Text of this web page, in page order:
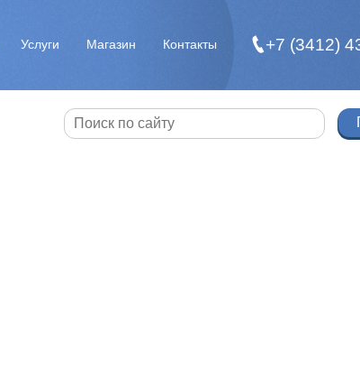
Услуги Магазин Контакты +7 (3412)